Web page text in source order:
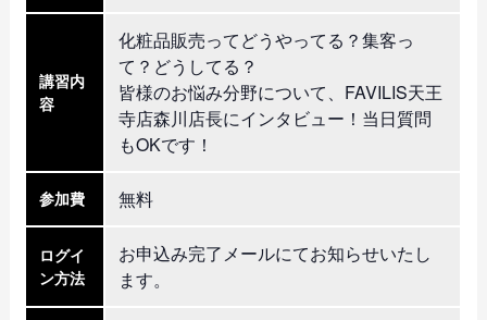
講習内
容
化粧品販売ってどうやってる？集客っ
て？どうしてる？
皆様のお悩み分野について、FAVILIS天王
寺店森川店長にインタビュー！当日質問
もOKです！
参加費 無料
ログイ
ン方法
お申込み完了メールにてお知らせいたし
ます。